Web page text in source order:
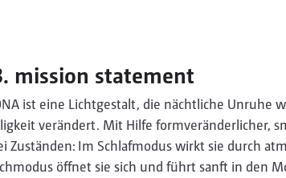
mission statement
ist eine Lichtgestalt, die nächtliche Unruhe
verändert. Mit Hilfe formveränderlicher,
Zuständen: Im Schlafmodus wirkt sie durch
öffnet sie sich und führt sanft in den